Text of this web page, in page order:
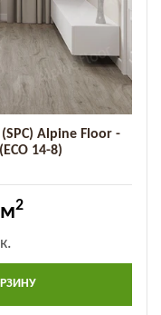
Alpine Floor -
14-8)
2